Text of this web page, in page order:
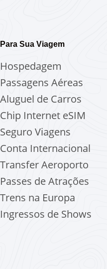
Para Sua Viagem
Hospedagem
Passagens Aéreas
Aluguel de Carros
Chip Internet eSIM
Seguro Viagens
Conta Internacional
Transfer Aeroporto
Passes de Atrações
Trens na Europa
Ingressos de Shows